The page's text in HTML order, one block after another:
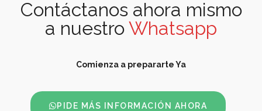
Contáctanos ahora mismo
a nuestroWhatsapp
Comienza a prepararte Ya
PIDE MÁS INFORMACIÓN AHORA